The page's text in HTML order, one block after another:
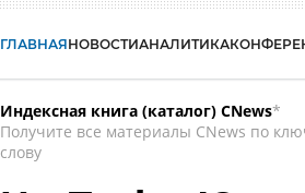
ГЛАВНАЯНОВОСТИАНАЛИТИКА
Индексная книга (каталог) CNews*
Получите все материалы CNews по
слову